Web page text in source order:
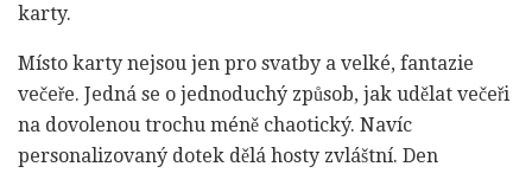
karty.
Místo karty nejsou jen pro svatby a velké, fantazie
večeře. Jedná se o jednoduchý způsob, jak udělat večeři
na dovolenou trochu méně chaotický. Navíc
personalizovaný dotek dělá hosty zvláštní. Den